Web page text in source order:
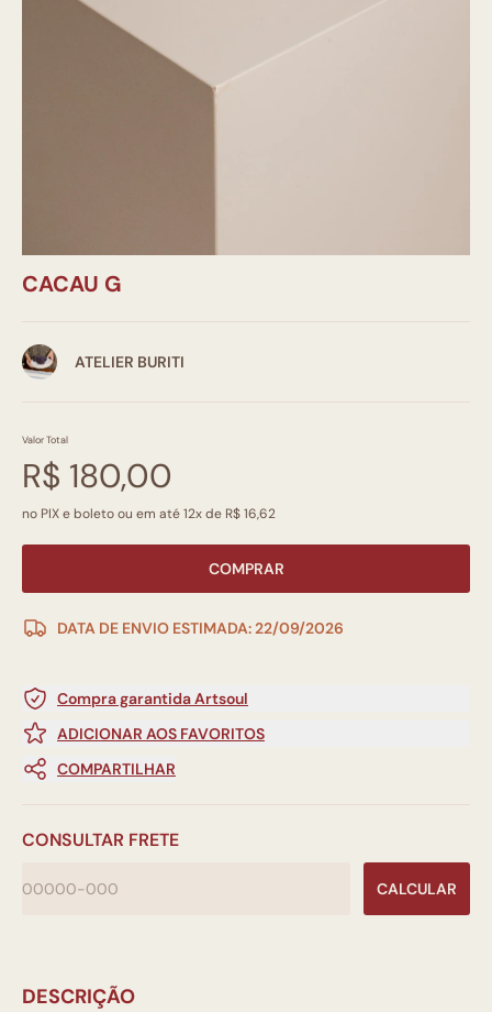
CACAU G
ATELIER BURITI
Valor Total
R$ 180,00
no PIX e boleto ou em até 12x de R$ 16,62
COMPRAR
DATA DE ENVIO ESTIMADA: 22/09/2026
Compra garantida Artsoul
ADICIONAR AOS FAVORITOS
COMPARTILHAR
CONSULTAR FRETE
CALCULAR
DESCRIÇÃO